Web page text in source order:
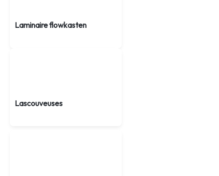
Laminaire flowkasten
Lascouveuses